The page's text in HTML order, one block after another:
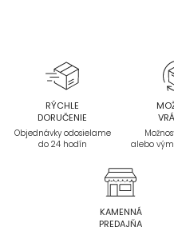
RÝCHLE
DORUČENIE
Objednávky odosielame
do 24 hodín
alebo
KAMENNÁ
PREDAJŇA